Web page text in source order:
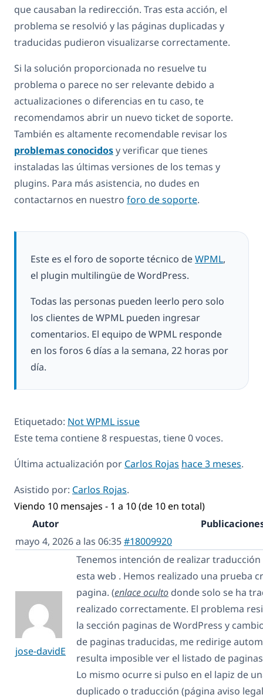
que causaban la redirección. Tras esta acción, el
problema se resolvió y las páginas duplicadas y
traducidas pudieron visualizarse correctamente.
Si la solución proporcionada no resuelve tu
problema o parece no ser relevante debido a
actualizaciones o diferencias en tu caso, te
recomendamos abrir un nuevo ticket de soporte.
También es altamente recomendable revisar los
problemas conocidosy verificar que tienes
instaladas las últimas versiones de los temas y
plugins. Para más asistencia, no dudes en
contactarnos en nuestro foro de soporte.
Este es el foro de soporte técnico deWPML,
el plugin multilingüe de WordPress.
Todas las personas pueden leerlo pero solo
los clientes de WPML pueden ingresar
comentarios. El equipo de WPML responde
en los foros 6 días a la semana, 22 horas por
día.
Etiquetado: Not WPML issue
Este tema contiene 8 respuestas, tiene 0 voces.
Última actualización por Carlos Rojas hace 3 meses.
Asistido por: Carlos Rojas.
Viendo 10 mensajes - 1 a 10 (de 10 en total)
Autor
mayo 4, 2026 a las 06:35#18009920
jose-davidE
Tenemos intención de realizar
esta web . Hemos realizado una prueba
pagina. (enlace oculto donde solo se ha
realizado correctamente. El problema
la sección paginas de WordPress y
de paginas traducidas, me redirige
resulta imposible ver el listado de
Lo mismo ocurre si pulso en el lapiz de
duplicado o traducción (página aviso